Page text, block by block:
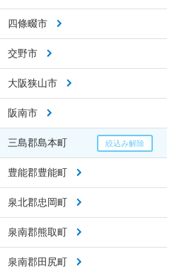
四條畷市
交野市
大阪狭山市
阪南市
三島郡島本町
豊能郡豊能町
泉北郡忠岡町
泉南郡熊取町
泉南郡田尻町